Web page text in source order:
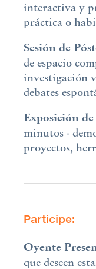
interactiva y
práctica o
Sesión de
de espacio
investigación
debates
Exposición
minutos -
proyectos,
Participe:
Oyente
que deseen